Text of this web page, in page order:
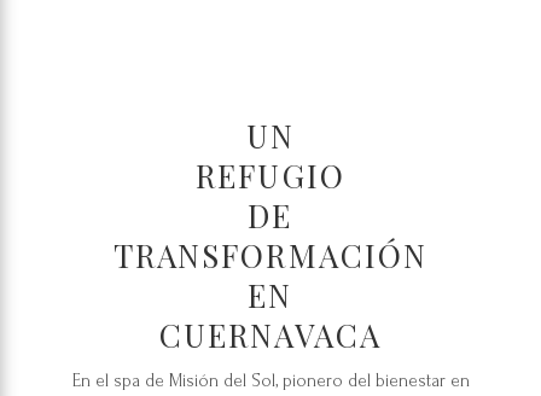
UN
REFUGIO
DE
TRANSFORMACIÓN
EN
CUERNAVACA
En el spa de Misión del Sol, pionero del bienestar en